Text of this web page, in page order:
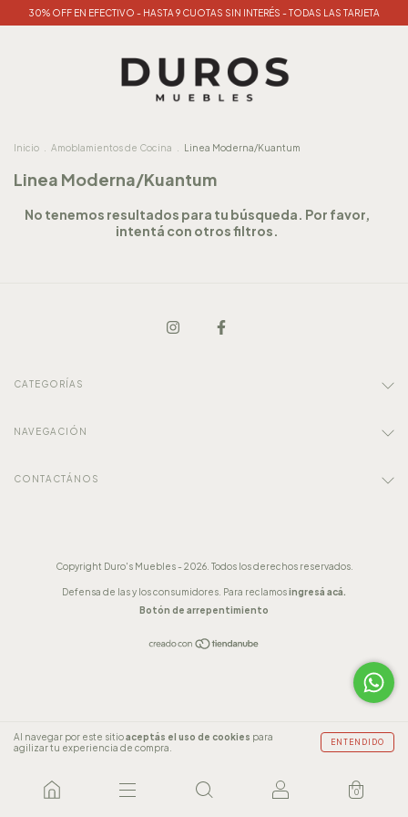
30% OFF EN EFECTIVO - HASTA 9 CUOTAS SIN INTERÉS - TODAS LAS TARJETA
Al navegar por este sitioaceptás el uso de cookies para
agilizar tu experiencia de compra.
ENTENDIDO
0
Inicio Amoblamientos de Cocina Linea Moderna/Kuantum
Linea Moderna/Kuantum
No tenemos resultados para tu búsqueda. Por favor,
intentá con otros filtros.
CATEGORÍAS
NAVEGACIÓN
CONTACTÁNOS
Copyright Duro's Muebles - 2026. Todos los derechos reservados.
Defensa de las y los consumidores. Para reclamosingresá acá.
Botón de arrepentimiento